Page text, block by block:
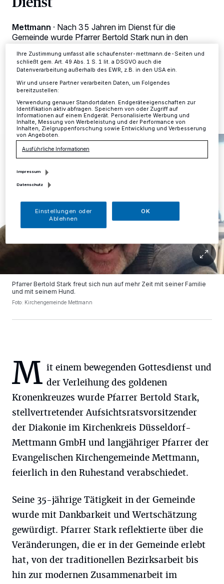
Mettmann · Nach 35 Jahren im Dienst für die
Gemeinde wurde Pfarrer Bertold Stark nun in den
26.04.2024 , 09:37 Uhr
Pfarrer Bertold Stark freut sich nun auf mehr Zeit mit seiner Familie
und mit seinem Hund.
Foto: Kirchengemeinde Mettmann
M it einem bewegenden Gottesdienst und
der Verleihung des goldenen
Kronenkreuzes wurde Pfarrer Bertold Stark,
stellvertretender Aufsichtsratsvorsitzender
der Diakonie im Kirchenkreis Düsseldorf-
Mettmann GmbH und langjähriger Pfarrer der
Evangelischen Kirchengemeinde Mettmann,
feierlich in den Ruhestand verabschiedet.
Seine 35-jährige Tätigkeit in der Gemeinde
wurde mit Dankbarkeit und Wertschätzung
gewürdigt. Pfarrer Stark reflektierte über die
Veränderungen, die er in der Gemeinde erlebt
hat, von der traditionellen Bezirksarbeit bis
hin zur modernen Zusammenarbeit im
dieses Menü jederzeit wieder aufrufen, um Ihre Einstellungen zu
Einstellungen oder Ablehnen am unteren Rand der Webseite klicken.
Ihre Einstellungen gelten innerhalb unseres Website. Weitere
Informationen finden Sie in unserer Datenschutzerklärung.
Ihre Zustimmung umfasst alle schaufenster-mettmann.de-Seiten und
schließt gem. Art. 49 Abs. 1 S. 1 lit. a DSGVO auch die
Datenverarbeitung außerhalb des EWR, z.B. in den USA ein.
Wir und unsere Partner verarbeiten Daten, um Folgendes
bereitzustellen:
Verwendung genauer Standortdaten. Endgeräteeigenschaften zur
Identifikation aktiv abfragen. Speichern von oder Zugriff auf
Informationen auf einem Endgerät. Personalisierte Werbung und
Inhalte, Messung von Werbeleistung und der Performance von
Inhalten, Zielgruppenforschung sowie Entwicklung und Verbesserung
von Angeboten.
Ausführliche Informationen
Impressum
Datenschutz
Einstellungen oder
Ablehnen
OK